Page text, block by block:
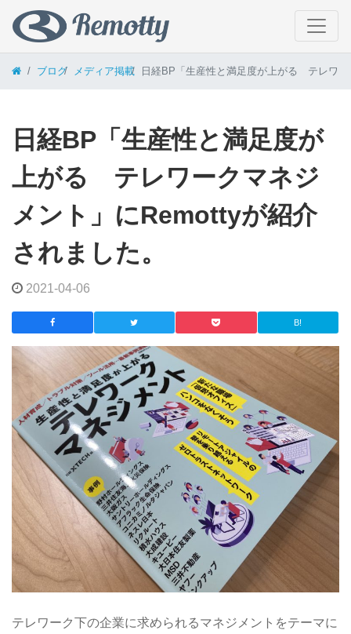
コンテンツへスキップ
ブログ メディア掲載 日経BP「生産性と満足度が上がる テレワ
日経BP「生産性と満足度が
上がる テレワークマネジ
メント」にRemottyが紹介
されました。
2021-04-06
B!
テレワーク下の企業に求められるマネジメントをテーマに